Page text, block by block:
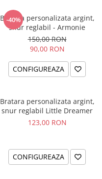
-40%
Bratara personalizata argint,
snur reglabil - Armonie
150,00 RON
90,00 RON
CONFIGUREAZA
Bratara personalizata argint,
snur reglabil Little Dreamer
123,00 RON
CONFIGUREAZA